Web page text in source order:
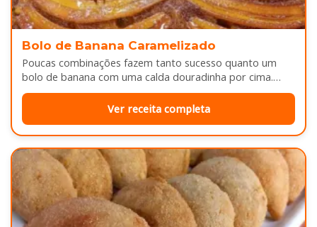
Bolo de Banana Caramelizado
Poucas combinações fazem tanto sucesso quanto um
bolo de banana com uma calda douradinha por cima.
Enquanto assa, aquele cheirinho…
Ver receita completa